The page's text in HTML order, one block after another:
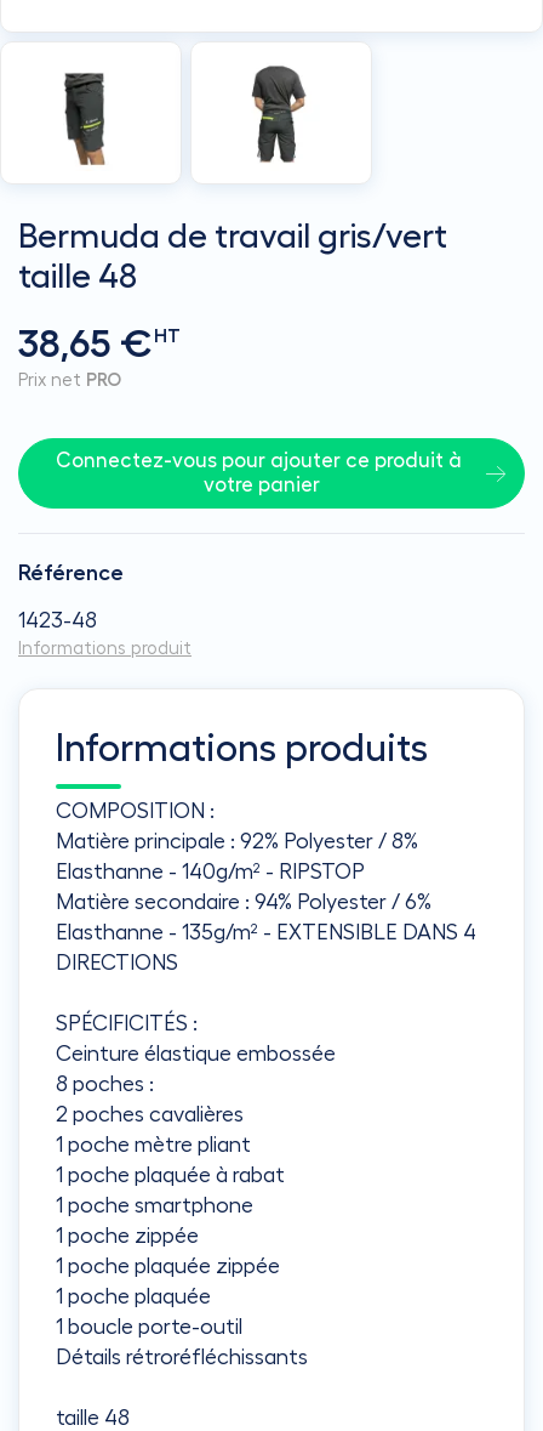
Bermuda de travail gris/vert
taille 48
38,65 €HT
Prix net PRO
Connectez-vous pour ajouter ce produit à
votre panier
Référence
1423-48
Informations produit
Informations produits
COMPOSITION :
Matière principale : 92% Polyester / 8%
Elasthanne - 140g/m² - RIPSTOP
Matière secondaire : 94% Polyester / 6%
Elasthanne - 135g/m² - EXTENSIBLE DANS 4
DIRECTIONS
SPÉCIFICITÉS :
Ceinture élastique embossée
8 poches :
2 poches cavalières
1 poche mètre pliant
1 poche plaquée à rabat
1 poche smartphone
1 poche zippée
1 poche plaquée zippée
1 poche plaquée
1 boucle porte-outil
Détails rétroréfléchissants
taille 48